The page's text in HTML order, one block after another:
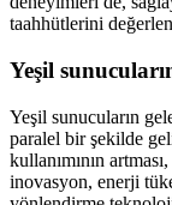
taahhütlerini
Yeşil
Yeşil sunucuların
paralel bir şekilde
kullanımının
inovasyon, enerji